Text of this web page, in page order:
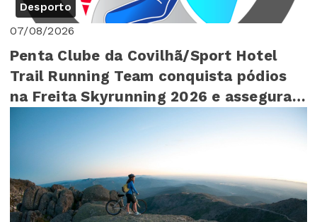
Desporto
07/08/2026
Penta Clube da Covilhã/Sport Hotel
Trail Running Team conquista pódios
na Freita Skyrunning 2026 e assegura
4º lugar ...